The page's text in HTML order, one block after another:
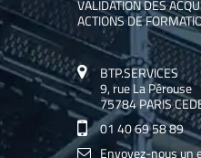
VALIDATION DES
ACTIONS DE
BTP.SERVICES
9, rue La Pérouse
75784 PARIS
01 40 69 58 89
Envoyez-nous un